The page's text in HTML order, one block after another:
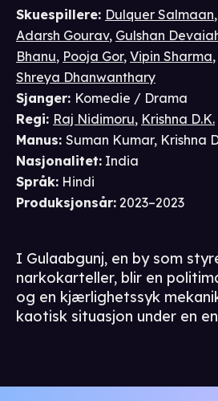
Skuespillere: Dulquer Salmaan,
Adarsh Gourav, Gulshan
Bhanu, Pooja Gor, Vipin Sharma,
Shreya Dhanwanthary
Sjanger: Komedie / Drama
Regi: Raj Nidimoru, Krishna D.K.
Manus: Suman Kumar, Krishna
Nasjonalitet: India
Språk: Hindi
Produksjonsår: 2023–2023
I Gulaabgunj, en by som
narkokarteller, blir en
og en kjærlighetssyk
kaotisk situasjon under en